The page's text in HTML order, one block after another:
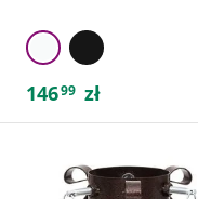
14699 zł